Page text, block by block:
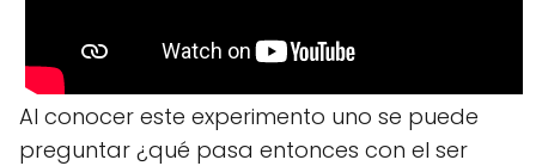
Al conocer este experimento uno se puede
preguntar ¿qué pasa entonces con el ser